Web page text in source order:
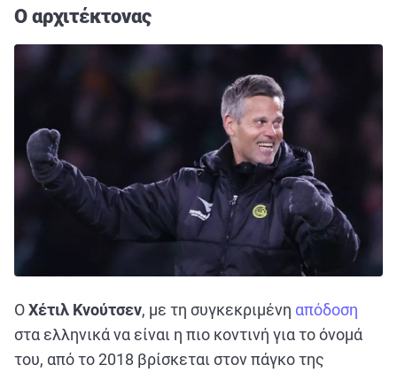
Ο αρχιτέκτονας
ΟΧέτιλ Κνούτσεν, με τη συγκεκριμένη απόδοση
στα ελληνικά να είναι η πιο κοντινή για το όνομά
του, από το 2018 βρίσκεται στον πάγκο της